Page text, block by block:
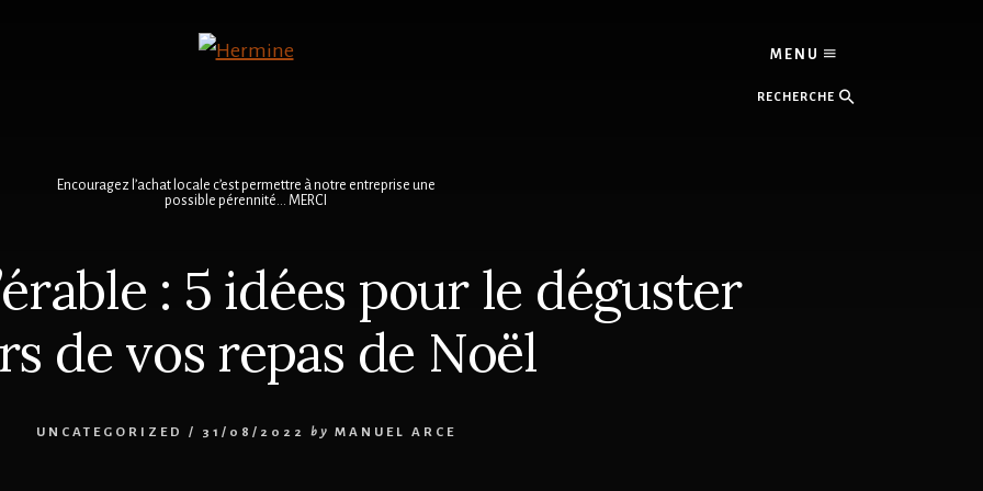
Encouragez l’achat locale c’est permettre à notre entreprise une
possible pérennité… MERCI
MENU
: 5 idées pour le déguster
de vos repas de Noël
UNCATEGORIZED / 31/08/2022 by MANUEL ARCE